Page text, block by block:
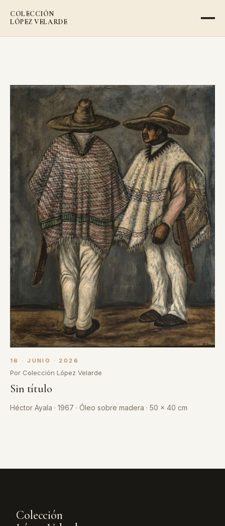
COLECCIÓN
LÓPEZ VELARDE
16 · JUNIO · 2026
Por Colección López Velarde
Sin título
Héctor Ayala · 1967 · Óleo sobre madera · 50 x 40 cm
Colección